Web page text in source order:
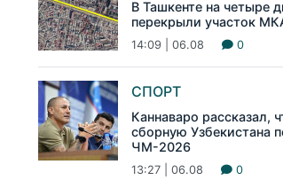
В Ташкенте на четыре
перекрыли участок
14:09 | 06.08 0
СПОРТ
Каннаваро рассказал,
сборную Узбекистана
ЧМ-2026
13:27 | 06.08 0